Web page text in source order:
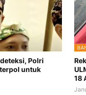
Polri
untuk
18